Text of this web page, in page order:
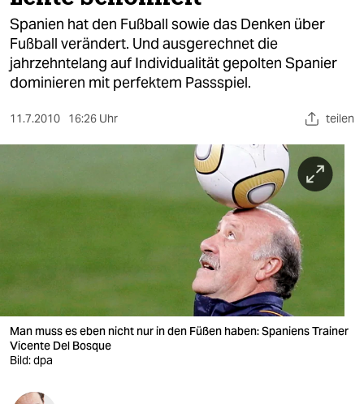
politik
öko
gesellschaft
kultur
sport
berlin
wahrheit
verlag
veranstaltungen
shop
Spanien hat den Fußball sowie das Denken über
Fußball verändert. Und ausgerechnet die
jahrzehntelang auf Individualität gepolten Spanier
dominieren mit perfektem Passspiel.
11.7.2010 16:26 Uhr teilen
Man muss es eben nicht nur in den Füßen haben: Spaniens Trainer
Vicente Del Bosque
Bild: dpa